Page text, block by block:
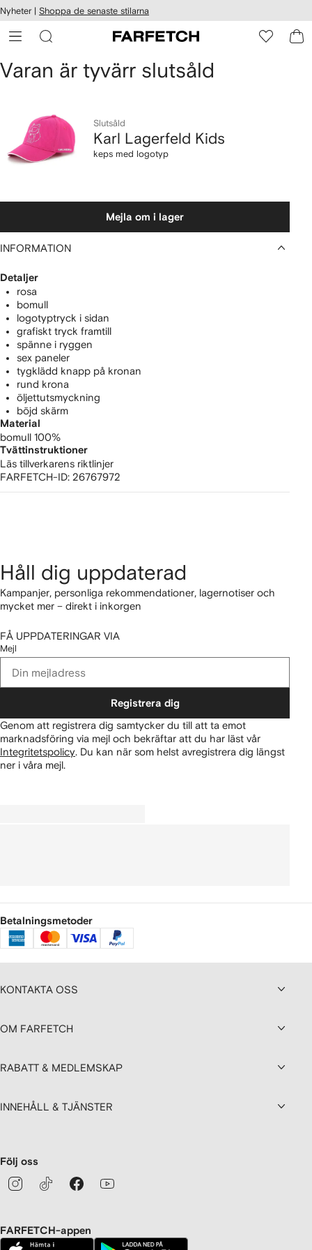
till
Nyheter | Shoppa de senaste stilarna
Karl
Kids
keps
logotyp
Varan är tyvärr slutsåld
Slutsåld
Karl Lagerfeld Kids
keps med logotyp
Mejla om i lager
INFORMATION
Detaljer
rosa
bomull
logotyptryck i sidan
grafiskt tryck framtill
spänne i ryggen
sex paneler
tygklädd knapp på kronan
rund krona
öljettutsmyckning
böjd skärm
Material
bomull 100%
Tvättinstruktioner
Läs tillverkarens riktlinjer
FARFETCH-ID: 26767972
Håll dig uppdaterad
Kampanjer, personliga rekommendationer, lagernotiser och
mycket mer – direkt i inkorgen
FÅ UPPDATERINGAR VIA
Mejl
Registrera dig
Genom att registrera dig samtycker du till att ta emot
marknadsföring via mejl och bekräftar att du har läst vår
Integritetspolicy. Du kan när som helst avregistrera dig längst
ner i våra mejl.
Betalningsmetoder
KONTAKTA OSS
OM FARFETCH
RABATT & MEDLEMSKAP
INNEHÅLL & TJÄNSTER
Följ oss
FARFETCH-appen